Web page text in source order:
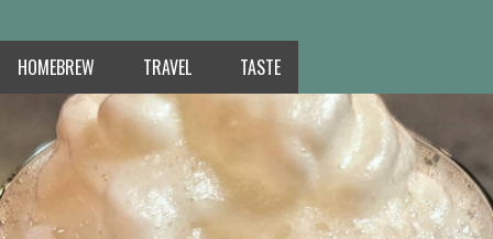
HOMEBREW TRAVEL TASTE
s
t